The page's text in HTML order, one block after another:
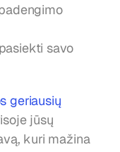
savo
geriausių
jūsų
kuri mažina